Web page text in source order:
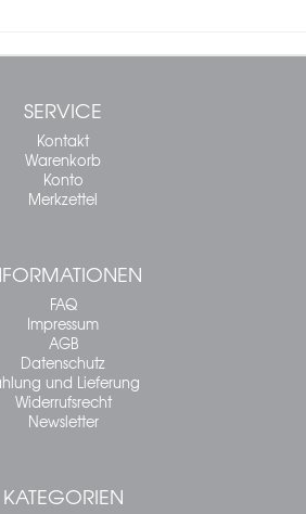
SERVICE
Kontakt
Warenkorb
Konto
Merkzettel
FAQ
Impressum
AGB
Datenschutz
und Lieferung
Widerrufsrecht
Newsletter
KATEGORIEN